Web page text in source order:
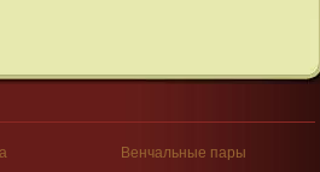
Венчальные пары